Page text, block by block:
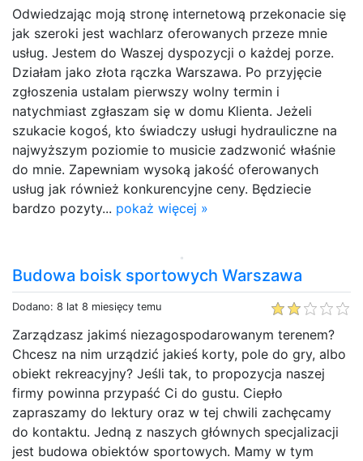
Odwiedzając moją stronę internetową przekonacie się
jak szeroki jest wachlarz oferowanych przeze mnie
usług. Jestem do Waszej dyspozycji o każdej porze.
Działam jako złota rączka Warszawa. Po przyjęcie
zgłoszenia ustalam pierwszy wolny termin i
natychmiast zgłaszam się w domu Klienta. Jeżeli
szukacie kogoś, kto świadczy usługi hydrauliczne na
najwyższym poziomie to musicie zadzwonić właśnie
do mnie. Zapewniam wysoką jakość oferowanych
usług jak również konkurencyjne ceny. Będziecie
bardzo pozyty... pokaż więcej »
Budowa boisk sportowych Warszawa
Dodano: 8 lat 8 miesięcy temu
Zarządzasz jakimś niezagospodarowanym terenem?
Chcesz na nim urządzić jakieś korty, pole do gry, albo
obiekt rekreacyjny? Jeśli tak, to propozycja naszej
firmy powinna przypaść Ci do gustu. Ciepło
zapraszamy do lektury oraz w tej chwili zachęcamy
do kontaktu. Jedną z naszych głównych specjalizacji
jest budowa obiektów sportowych. Mamy w tym